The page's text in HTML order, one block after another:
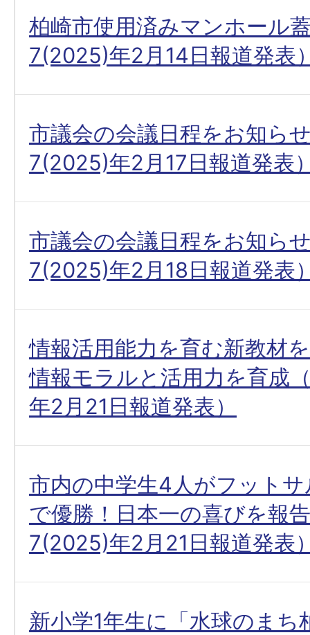
柏崎市使用済みマンホール
7(2025)年2月14日報道発表
市議会の会議日程をお知ら
7(2025)年2月17日報道発表
市議会の会議日程をお知ら
7(2025)年2月18日報道発表
情報活用能力を育む新教材
情報モラルと活用力を育成
年2月21日報道発表）
市内の中学生4人がフット
で優勝！日本一の喜びを報
7(2025)年2月21日報道発表
新小学1年生に「水球のまち